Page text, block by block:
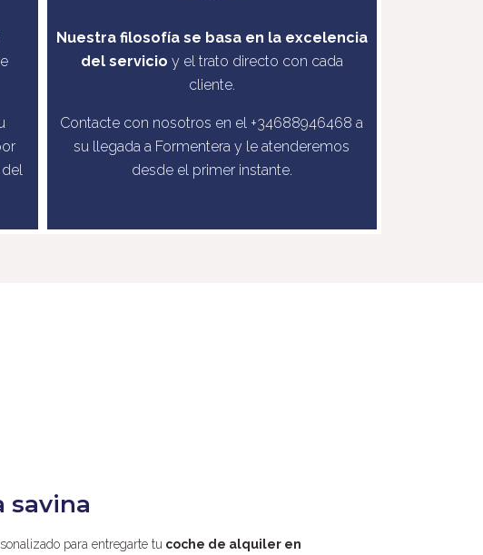
Nuestra filosofía se basa en la excelencia
del servicio y el trato directo con cada
cliente.
Contacte con nosotros en el +34688946468 a
su llegada a Formentera y le atenderemos
desde el primer instante.
savina
para entregarte tu coche de alquiler en